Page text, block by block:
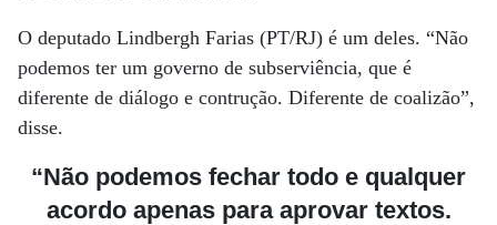
O deputado Lindbergh Farias (PT/RJ) é um deles. “Não
podemos ter um governo de subserviência, que é
diferente de diálogo e contrução. Diferente de coalizão”,
disse.
“Não podemos fechar todo e qualquer
acordo apenas para aprovar textos.